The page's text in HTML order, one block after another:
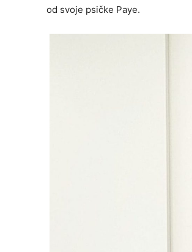
od svoje psičke Paye.